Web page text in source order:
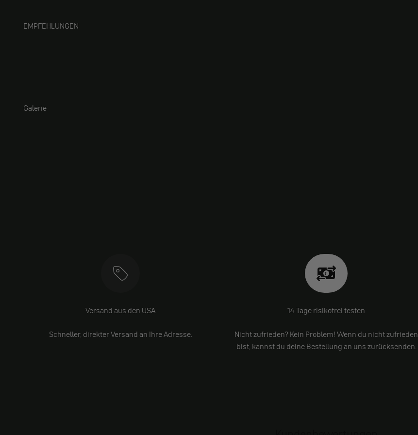
EMPFEHLUNGEN
Galerie
Versand aus den USA
Schneller, direkter Versand an Ihre Adresse.
14 Tage risikofrei testen
Nicht zufrieden? Kein Problem! Wenn du nicht zufrieden
bist, kannst du deine Bestellung an uns zurücksenden.